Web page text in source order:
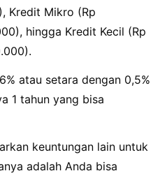
Kredit Mikro (Rp
hingga Kredit Kecil (Rp
atau setara dengan 0,5%
1 tahun yang bisa
keuntungan lain untuk
adalah Anda bisa